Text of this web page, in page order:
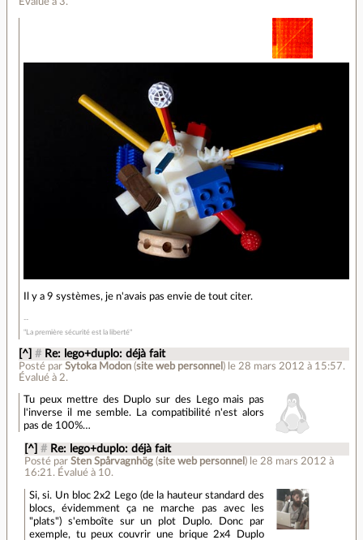
Il y a 9 systèmes, je n'avais pas envie de tout citer.
"La première sécurité est la liberté"
[^] # Re: lego+duplo: déjà fait
Posté parSytoka Modon (site web personnel ) le 28 mars 2012 à 15:57.
Évalué à 2.
Tu peux mettre des Duplo sur des Lego mais pas
l'inverse il me semble. La compatibilité n'est alors
pas de 100%…
[^] # Re: lego+duplo: déjà fait
Posté par Sten Spårvagnhög(site web personnel ) le 28 mars 2012 à
16:21 . Évalué à 10.
Si, si. Un bloc 2x2 Lego (de la hauteur standard des
blocs, évidemment ça ne marche pas avec les
"plats") s'emboîte sur un plot Duplo. Donc par
exemple, tu peux couvrir une brique 2x4 Duplo